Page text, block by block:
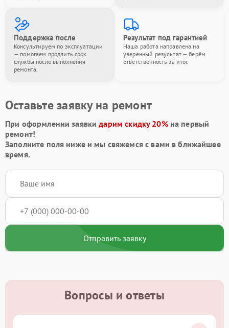
Поддержка после
Консультируем по эксплуатации
— помогаем продлить срок
службы после выполнения
ремонта.
Результат под гарантией
Наша работа направлена на
уверенный результат — берём
ответственность за итог.
Оставьте заявку на ремонт
При оформлении заявкидарим скидку 20%на первый
ремонт!
Заполните поля ниже и мы свяжемся с вами в ближайшее
время.
Отправить заявку
Вопросы и ответы